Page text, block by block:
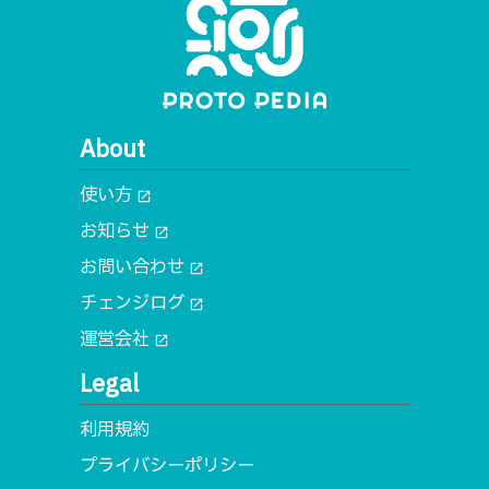
About
使い方 open_in_new
お知らせ open_in_new
お問い合わせ open_in_new
チェンジログ open_in_new
運営会社 open_in_new
Legal
利用規約
プライバシーポリシー